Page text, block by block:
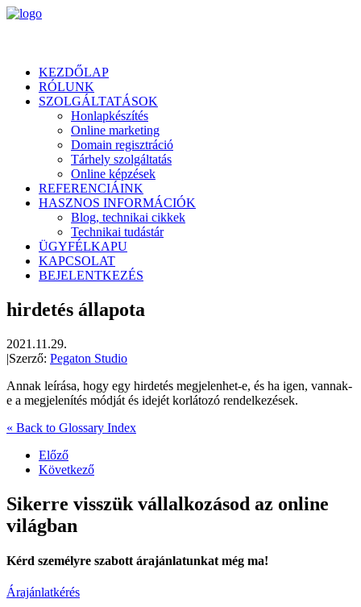
KEZDŐLAP
RÓLUNK
SZOLGÁLTATÁSOK
Honlapkészítés
Online marketing
Domain regisztráció
Tárhely szolgáltatás
Online képzések
REFERENCIÁINK
HASZNOS INFORMÁCIÓK
Blog, technikai cikkek
Technikai tudástár
ÜGYFÉLKAPU
KAPCSOLAT
BEJELENTKEZÉS
hirdetés állapota
2021.11.29.
|Szerző: Pegaton Studio
Annak leírása, hogy egy hirdetés megjelenhet-e, és ha igen, vannak-
e a megjelenítés módját és idejét korlátozó rendelkezések.
« Back to Glossary Index
Előző
Következő
Sikerre visszük vállalkozásod az online
világban
Kérd személyre szabott árajánlatunkat még ma!
Árajánlatkérés